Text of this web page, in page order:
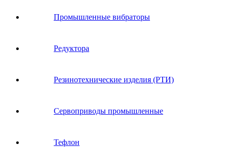
Промышленные вибраторы
Редуктора
Резинотехнические изделия (РТИ)
Сервоприводы промышленные
Тефлон